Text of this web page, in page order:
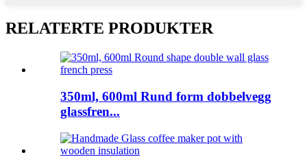
RELATERTE PRODUKTER
350ml, 600ml Rund form dobbelvegg
glassfren...